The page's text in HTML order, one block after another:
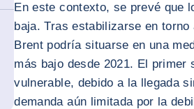
En este contexto, se prevé que
baja. Tras estabilizarse en
Brent podría situarse en una
más bajo desde 2021. El primer
vulnerable, debido a la llegada
demanda aún limitada por la